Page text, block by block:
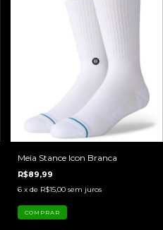
Meia Stance Icon Branca
R$89,99
6 x de R$15,00 sem juros
COMPRAR